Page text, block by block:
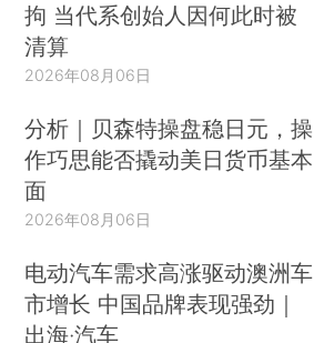
拘 当代系创始人因何此时被
清算
2026年08月06日
分析｜贝森特操盘稳日元，操
作巧思能否撬动美日货币基本
面
2026年08月06日
电动汽车需求高涨驱动澳洲车
市增长 中国品牌表现强劲｜
出海·汽车